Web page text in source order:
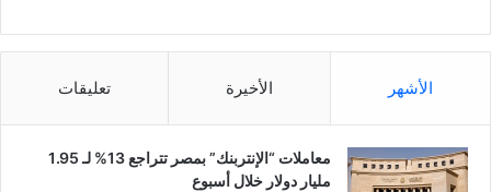
الأشهر الأخيرة تعليقات
معاملات “الإنتربنك” بمصر تتراجع 13% لـ 1.95
مليار دولار خلال أسبوع